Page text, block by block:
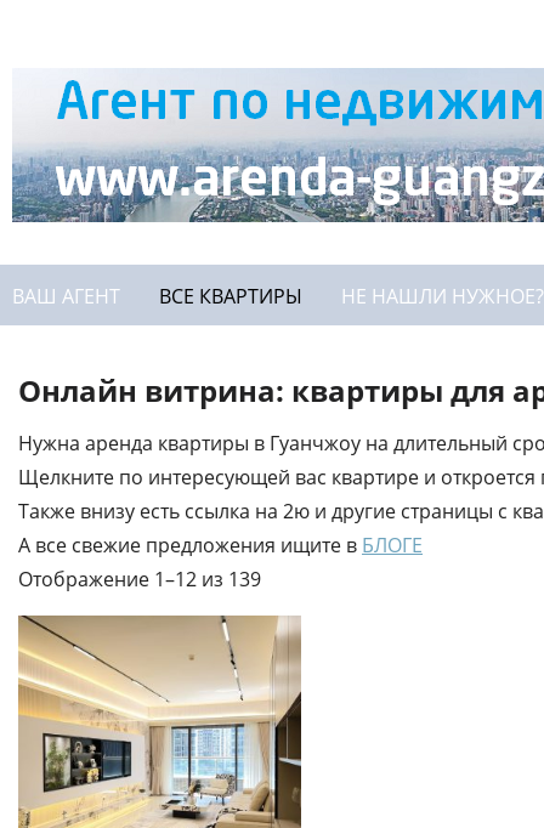
ВАШ АГЕНТ ВСЕ КВАРТИРЫ НЕ НАШЛИ НУЖНОЕ?
Онлайн витрина: квартиры для
Нужна аренда квартиры в Гуанчжоу на длительный
Щелкните по интересующей вас квартире и
Также внизу есть ссылка на 2ю и другие страницы с
А все свежие предложения ищите в БЛОГЕ
Отображение 1–12 из 139